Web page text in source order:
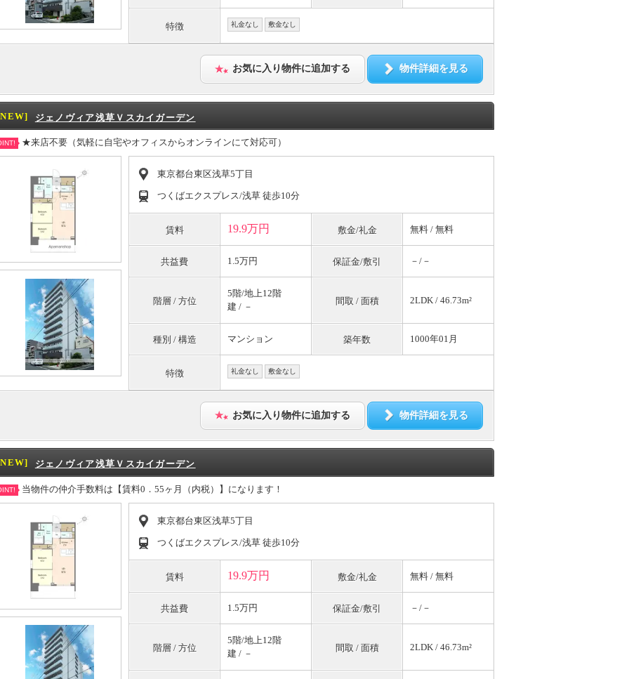
特徴 礼金なし 敷金なし
お気に入り物件に追加する 物件詳細を見る
ジェノヴィア浅草Ｖスカイガーデン
★来店不要（気軽に自宅やオフィスからオンラインにて対応可）
東京都台東区浅草5丁目
つくばエクスプレス/浅草 徒歩10分
賃料 19.9万円 敷金/礼金 無料 / 無料
共益費 1.5万円 保証金/敷引 －/－
階層 / 方位
5階/地上12階
建 / －
間取 / 面積 2LDK / 46.73m²
種別 / 構造 マンション 築年数 1000年01月
特徴 礼金なし 敷金なし
お気に入り物件に追加する 物件詳細を見る
ジェノヴィア浅草Ｖスカイガーデン
当物件の仲介手数料は【賃料0．55ヶ月（内税）】になります！
東京都台東区浅草5丁目
つくばエクスプレス/浅草 徒歩10分
賃料 19.9万円 敷金/礼金 無料 / 無料
共益費 1.5万円 保証金/敷引 －/－
階層 / 方位
5階/地上12階
建 / －
間取 / 面積 2LDK / 46.73m²